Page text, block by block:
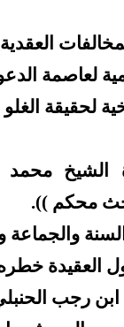
لعاصمة
لحقيقة
الشيخ محمد
محكم )).
والجماعة
العقيدة
ابن رجب